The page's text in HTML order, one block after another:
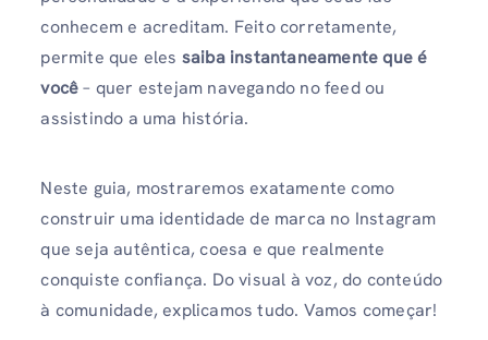
conhecem e acreditam. Feito corretamente,
permite que eles saiba instantaneamente que é
você– quer estejam navegando no feed ou
assistindo a uma história.
Neste guia, mostraremos exatamente como
construir uma identidade de marca no Instagram
que seja autêntica, coesa e que realmente
conquiste confiança. Do visual à voz, do conteúdo
à comunidade, explicamos tudo. Vamos começar!